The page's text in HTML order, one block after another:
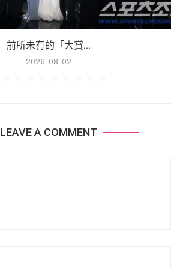
前所未有的「大賞...
2026-08-02
LEAVE A COMMENT